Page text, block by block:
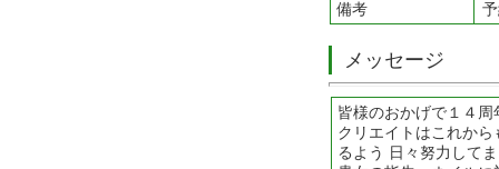
備考
メッセージ
皆様のおかげで１４
クリエイトはこれか
るよう 日々努力して